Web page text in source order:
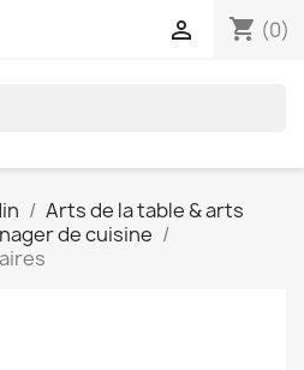
shopping_cart (0)

Arts de la table & arts
de cuisine